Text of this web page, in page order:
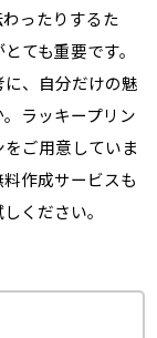
ったりするた
ても重要です。
、自分だけの魅
ラッキープリン
ご用意していま
作成サービスも
ください。